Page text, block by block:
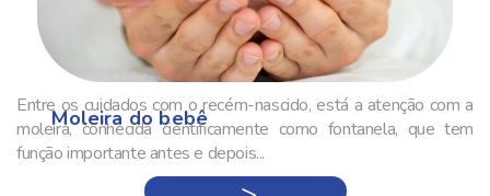
Moleira do bebê
Entre os cuidados com o recém-nascido, está a atenção com a
moleira, conhecida cientificamente como fontanela, que tem
função importante antes e depois...